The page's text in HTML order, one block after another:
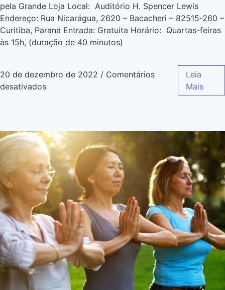
pela Grande Loja Local: Auditório H. Spencer Lewis
Endereço: Rua Nicarágua, 2620 – Bacacheri – 82515-260 –
Curitiba, Paraná Entrada: Gratuita Horário: Quartas-feiras
às 15h, (duração de 40 minutos)
20 de dezembro de 2022 / Comentários
desativados
Leia
Mais